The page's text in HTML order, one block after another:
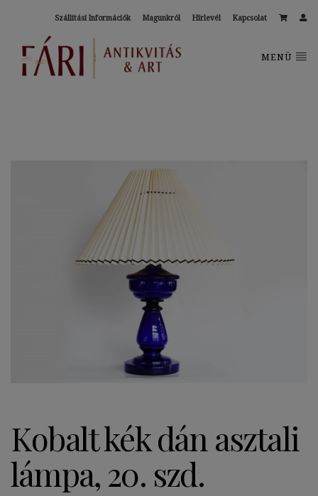
Szállítási Információk Magunkról Hírlevél Kapcsolat
MENÜ
Kobalt kék dán asztali
lámpa, 20. szd.